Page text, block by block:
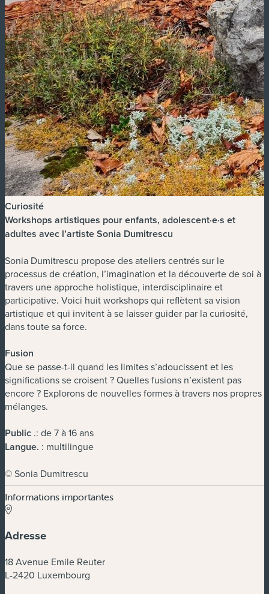
Curiosité
Workshops artistiques pour enfants, adolescent·e·s et
adultes avec l’artiste Sonia Dumitrescu
Sonia Dumitrescu propose des ateliers centrés sur le
processus de création, l’imagination et la découverte de soi à
travers une approche holistique, interdisciplinaire et
participative. Voici huit workshops qui reflètent sa vision
artistique et qui invitent à se laisser guider par la curiosité,
dans toute sa force.
Fusion
Que se passe-t-il quand les limites s’adoucissent et les
significations se croisent ? Quelles fusions n’existent pas
encore ? Explorons de nouvelles formes à travers nos propres
mélanges.
Public .: de 7 à 16 ans
Langue. : multilingue
© Sonia Dumitrescu
Informations importantes
Adresse
18 Avenue Emile Reuter
L-2420 Luxembourg